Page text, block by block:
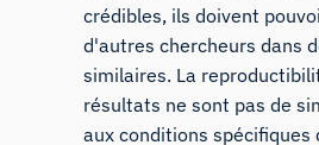
crédibles, ils doivent
d'autres chercheurs dans
similaires. La
résultats ne sont pas de
aux conditions spécifiques